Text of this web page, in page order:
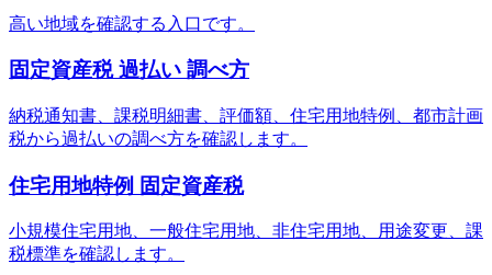
高い地域を確認する入口です。
固定資産税 過払い 調べ方
納税通知書、課税明細書、評価額、住宅用地特例、都市計画
税から過払いの調べ方を確認します。
住宅用地特例 固定資産税
小規模住宅用地、一般住宅用地、非住宅用地、用途変更、課
税標準を確認します。